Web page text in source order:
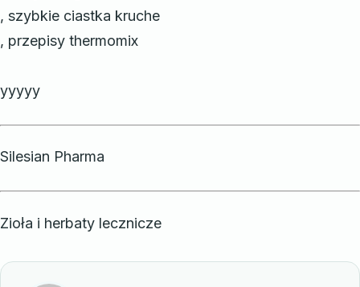
, szybkie ciastka kruche
, przepisy thermomix
yyyyy
Silesian Pharma
Zioła i herbaty lecznicze